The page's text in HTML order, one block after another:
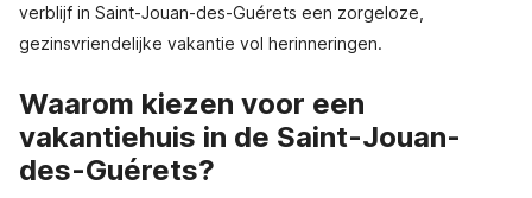
verblijf in Saint-Jouan-des-Guérets een zorgeloze,
gezinsvriendelijke vakantie vol herinneringen.
Waarom kiezen voor een
vakantiehuis in de Saint-Jouan-
des-Guérets?